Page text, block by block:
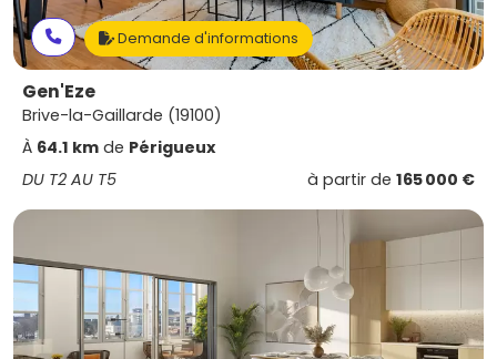
Demande d'informations
Gen'Eze
Brive-la-Gaillarde (19100)
À 64.1 km de Périgueux
DU T2 AU T5
à partir de 165 000 €